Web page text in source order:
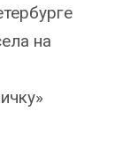
на